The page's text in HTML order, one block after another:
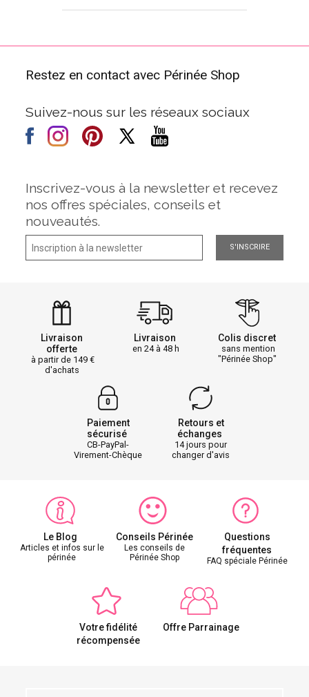
Restez en contact avec Périnée Shop
Suivez-nous sur les réseaux sociaux
Inscrivez-vous à la newsletter et recevez
nos offres spéciales, conseils et
nouveautés.
S'INSCRIRE
Livraison
offerte
à partir de 149
d'achats
Livraison
en 24 à 48 h
Colis discret
sans mention
"Périnée Shop"
Paiement
sécurisé
CB-PayPal-
Virement-Chèque
Retours et
échanges
14 jours pour
changer d'avis
Le Blog
Articles et infos sur le
périnée
Conseils Périnée
Les conseils de
Périnée Shop
Questions
fréquentes
FAQ spéciale Périnée
Votre fidélité
récompensée
Offre Parrainage